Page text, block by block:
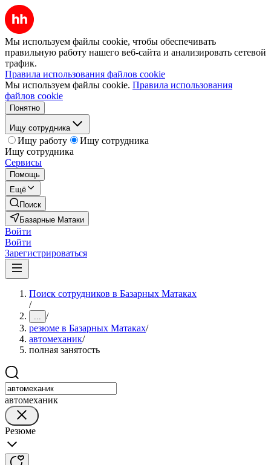
Мы используем файлы cookie, чтобы обеспечивать
правильную работу нашего веб-сайта и анализировать сетевой
трафик.
Правила использования файлов cookie
Мы используем файлы cookie. Правила использования
файлов cookie
Понятно
Ищу сотрудника
Ищу работу
Ищу сотрудника
Ищу сотрудника
Сервисы
Помощь
Ещё
Поиск
Базарные Матаки
Войти
Войти
Зарегистрироваться
Поиск сотрудников в Базарных Матаках
/
... /
резюме в Базарных Матаках/
автомеханик/
полная занятость
автомеханик
Резюме